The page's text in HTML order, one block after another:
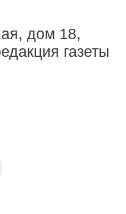
дом 18,
газеты